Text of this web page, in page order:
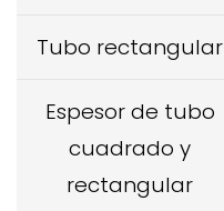
Tubo rectangular
Espesor de tubo
cuadrado y
rectangular